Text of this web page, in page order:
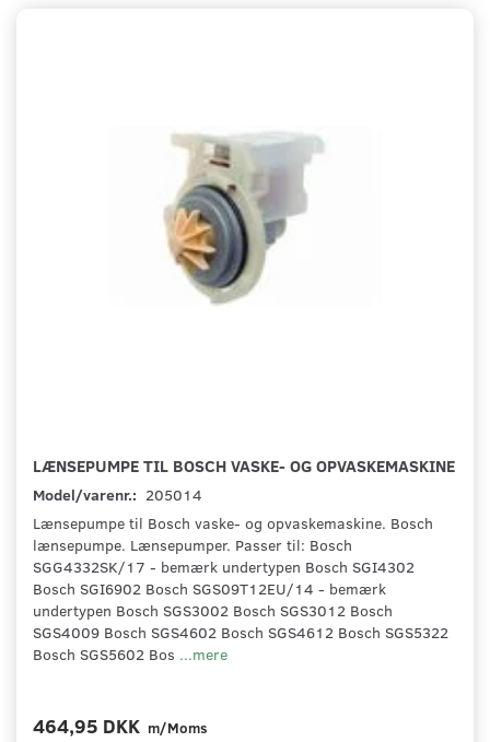
LÆNSEPUMPE TIL BOSCH VASKE- OG OPVASKEMASKINE
Model/varenr.: 205014
Lænsepumpe til Bosch vaske- og opvaskemaskine. Bosch
lænsepumpe. Lænsepumper. Passer til: Bosch
SGG4332SK/17 - bemærk undertypen Bosch SGI4302
Bosch SGI6902 Bosch SGS09T12EU/14 - bemærk
undertypen Bosch SGS3002 Bosch SGS3012 Bosch
SGS4009 Bosch SGS4602 Bosch SGS4612 Bosch SGS5322
Bosch SGS5602 Bos ...mere
464,95 DKK m/Moms